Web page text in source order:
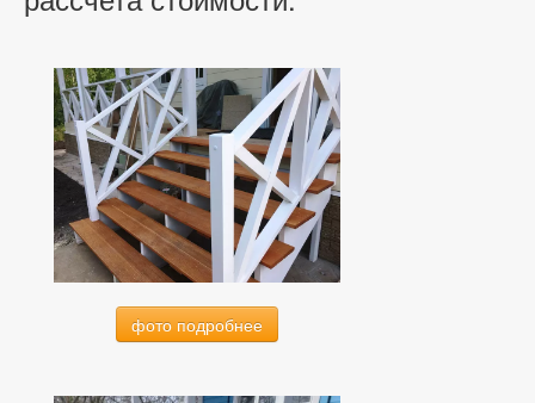
фото подробнее